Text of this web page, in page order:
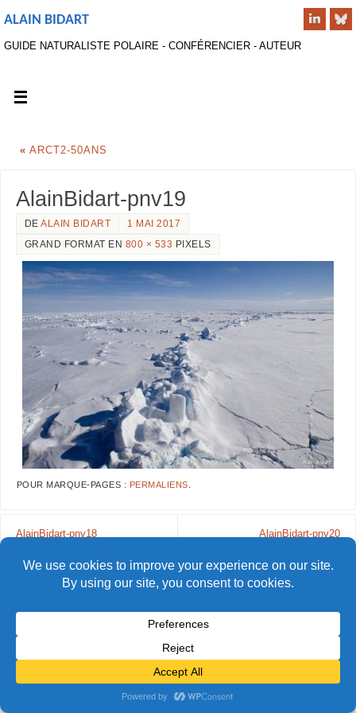
ALAIN BIDART
GUIDE NATURALISTE POLAIRE - CONFÉRENCIER - AUTEUR
« ARCT2-50ANS
AlainBidart-pnv19
DEALAIN BIDART
1 MAI 2017
GRAND FORMAT EN 800 × 533 PIXELS
POUR MARQUE-PAGES : PERMALIENS
AlainBidart-pnv18 AlainBidart-pnv20